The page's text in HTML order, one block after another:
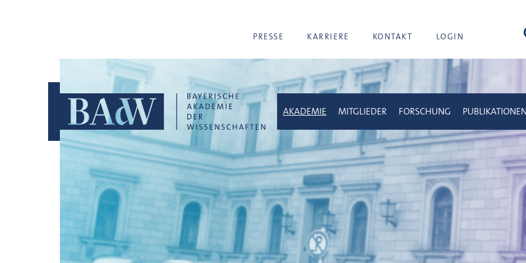
PRESSE KARRIERE KONTAKT LOGIN
AKADEMIE MITGLIEDER FORSCHUNG